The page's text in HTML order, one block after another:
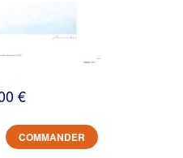
€
COMMANDER